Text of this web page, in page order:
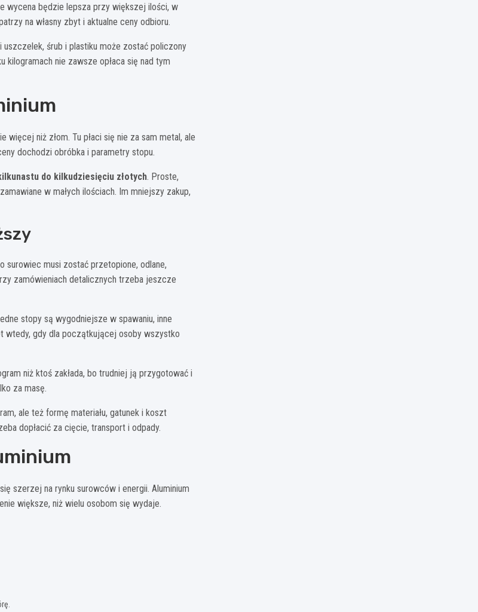
wycena będzie lepsza przy większej ilości, w
na własny zbyt i aktualne ceny odbioru.
śrub i plastiku może zostać policzony
nie zawsze opłaca się nad tym
niż złom. Tu płaci się nie za sam metal, ale
dochodzi obróbka i parametry stopu.
do kilkudziesięciu złotych. Proste,
w małych ilościach. Im mniejszy zakup,
surowiec musi zostać przetopione, odlane,
zamówieniach detalicznych trzeba jeszcze
stopy są wygodniejsze w spawaniu, inne
wtedy, gdy dla początkującej osoby wszystko
niż ktoś zakłada, bo trudniej ją przygotować i
za masę.
ale też formę materiału, gatunek i koszt
dopłacić za cięcie, transport i odpady.
szerzej na rynku surowców i energii. Aluminium
większe, niż wielu osobom się wydaje.